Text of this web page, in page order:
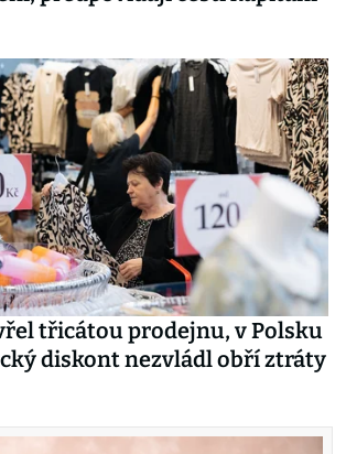
třicátou prodejnu, v Polsku
diskont nezvládl obří ztráty